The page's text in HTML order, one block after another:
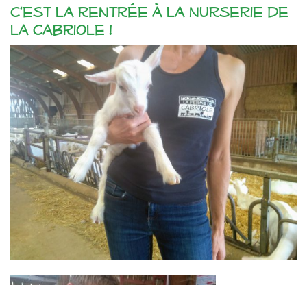
C’est la rentrée à la nurserie de
la Cabriole !